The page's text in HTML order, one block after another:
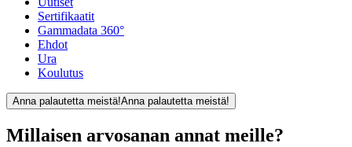
Sertifikaatit
Gammadata 360°
Ehdot
Ura
Koulutus
Anna palautetta meistä!Anna palautetta meistä!
Millaisen arvosanan annat meille?